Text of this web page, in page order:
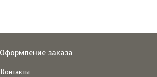
Оформление заказа
Контакты